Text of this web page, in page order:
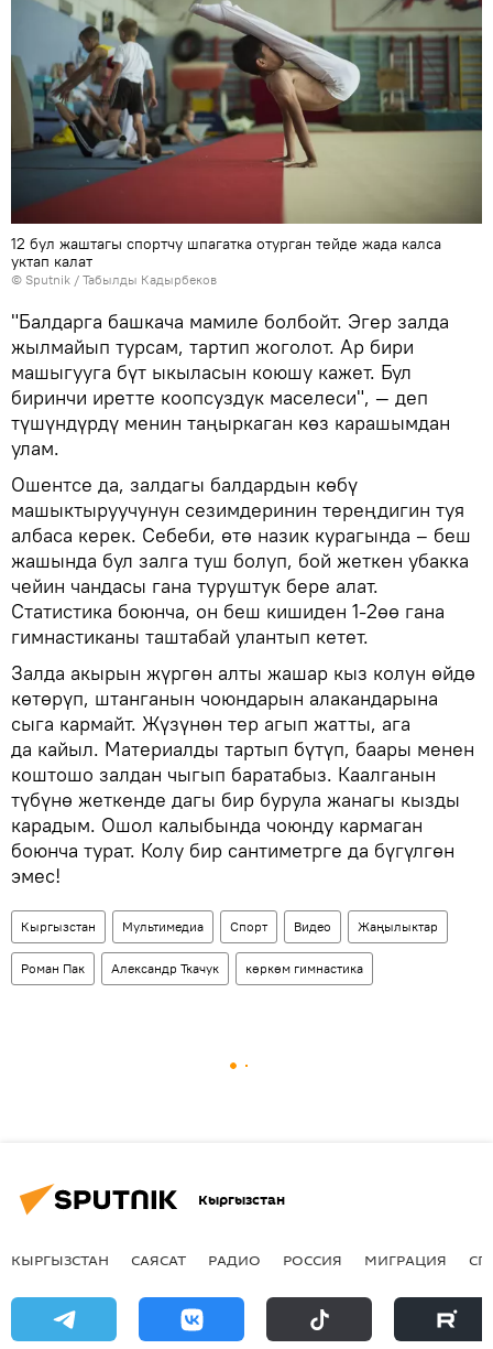
12 бул жаштагы спортчу шпагатка отурган тейде жада калса
уктап калат
© Sputnik / Табылды Кадырбеков
"Балдарга башкача мамиле болбойт. Эгер залда
жылмайып турсам, тартип жоголот. Ар бири
машыгууга бүт ыкыласын коюшу кажет. Бул
биринчи иретте коопсуздук маселеси", — деп
түшүндүрдү менин таңыркаган көз карашымдан
улам.
Ошентсе да, залдагы балдардын көбү
машыктыруучунун сезимдеринин тереңдигин туя
албаса керек. Себеби, өтө назик курагында – беш
жашында бул залга туш болуп, бой жеткен убакка
чейин чандасы гана туруштук бере алат.
Статистика боюнча, он беш кишиден 1-2өө гана
гимнастиканы таштабай улантып кетет.
Залда акырын жүргөн алты жашар кыз колун өйдө
көтөрүп, штанганын чоюндарын алакандарына
сыга кармайт. Жүзүнөн тер агып жатты, ага
да кайыл. Материалды тартып бүтүп, баары менен
коштошо залдан чыгып баратабыз. Каалганын
түбүнө жеткенде дагы бир бурула жанагы кызды
карадым. Ошол калыбында чоюнду кармаган
боюнча турат. Колу бир сантиметрге да бүгүлгөн
эмес!
Кыргызстан Мультимедиа Спорт Видео Жаңылыктар
Роман Пак Александр Ткачук көркөм гимнастика
Кыргызстан
КЫРГЫЗСТАН САЯСАТ РАДИО РОССИЯ МИГРАЦИЯ